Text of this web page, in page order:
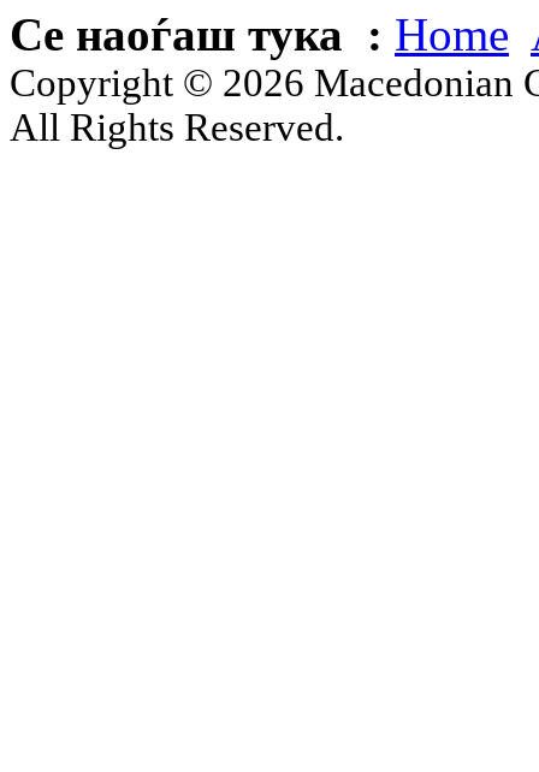
Се наоѓаш тука : Home
Copyright © 2026 Macedonian
All Rights Reserved.